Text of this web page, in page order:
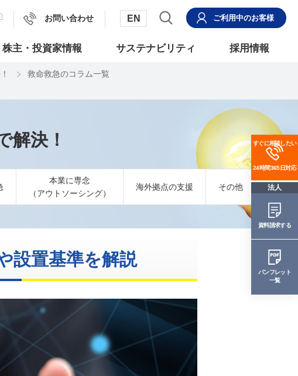
お問い合わせ EN ご利用中のお客様
株主・投資家情報 サステナビリティ 採用情報
救命救急のコラム一覧
決！
本業に専念
（アウトソーシング）
海外拠点の支援 その他
設置基準を解説
すぐに相談したい
24時間365日対応
法人
資料請求する
パンフレット
一覧